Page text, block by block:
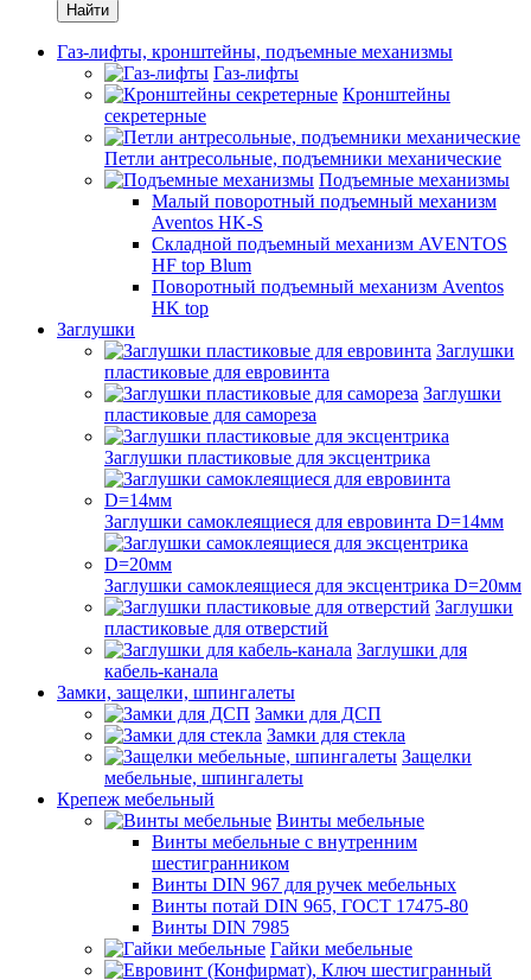
Найти
Газ-лифты, кронштейны, подъемные механизмы
Газ-лифты
Кронштейны
секретерные
Петли антресольные, подъемники механические
Подъемные механизмы
Малый поворотный подъемный механизм
Aventos HK-S
Складной подъемный механизм AVENTOS
HF top Blum
Поворотный подъемный механизм Aventos
HK top
Заглушки
Заглушки
пластиковые для евровинта
Заглушки
пластиковые для самореза
Заглушки пластиковые для эксцентрика
Заглушки самоклеящиеся для евровинта D=14мм
Заглушки самоклеящиеся для эксцентрика D=20мм
Заглушки
пластиковые для отверстий
Заглушки для
кабель-канала
Замки, защелки, шпингалеты
Замки для ДСП
Замки для стекла
Защелки
мебельные, шпингалеты
Крепеж мебельный
Винты мебельные
Винты мебельные с внутренним
шестигранником
Винты DIN 967 для ручек мебельных
Винты потай DIN 965, ГОСТ 17475-80
Винты DIN 7985
Гайки мебельные